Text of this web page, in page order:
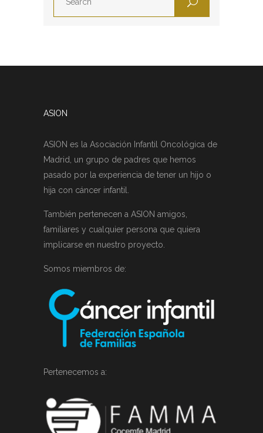
ASION
ASION es la Asociación Infantil Oncológica de
Madrid, un grupo de padres que hemos
pasado por la experiencia de tener un hijo o
hija con cáncer infantil.
También pertenecen a ASION amigos,
familiares y cualquier persona que quiera
implicarse en nuestro proyecto.
Somos miembros de:
Pertenecemos a: